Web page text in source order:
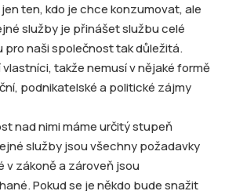
ten, kdo je chce konzumovat, ale
služby je přinášet službu celé
naši společnost tak důležitá.
takže nemusí v nějaké formě
podnikatelské a politické zájmy
nad nimi máme určitý stupeň
služby jsou všechny požadavky
v zákoně a zároveň jsou
Pokud se je někdo bude snažit